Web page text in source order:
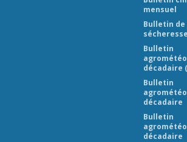
mensuel
Bulletin de
sécheresse
Bulletin
décadaire
Bulletin
décadaire
Bulletin
décadaire